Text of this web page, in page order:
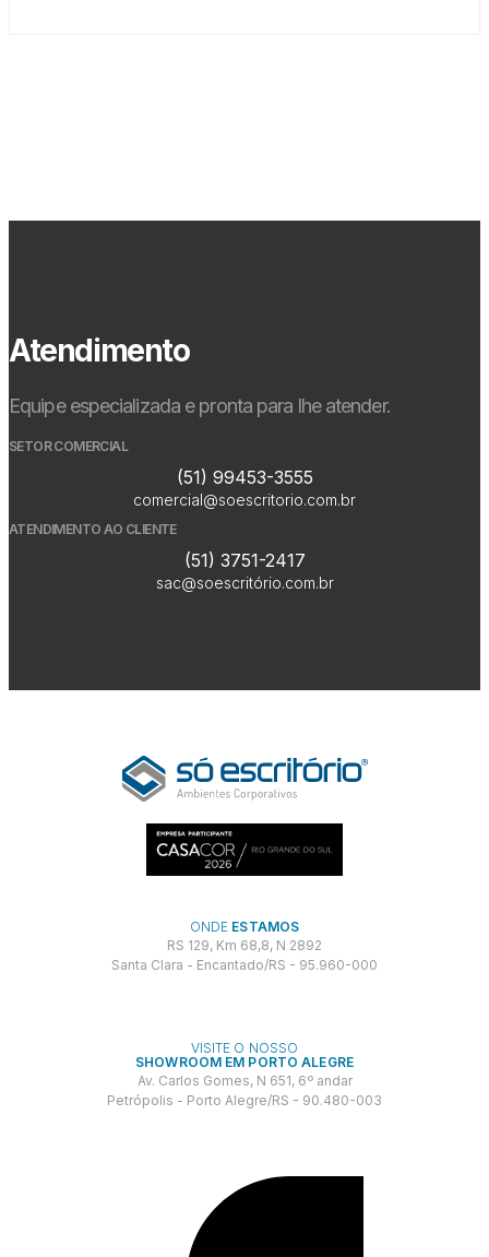
Atendimento
Equipe especializada e pronta para lhe atender.
SETOR COMERCIAL
(51) 99453-3555
comercial@soescritorio.com.br
ATENDIMENTO AO CLIENTE
(51) 3751-2417
sac@soescritório.com.br
ONDE ESTAMOS
RS 129, Km 68,8, N 2892
Santa Clara - Encantado/RS - 95.960-000
VISITE O NOSSO
SHOWROOM EM PORTO ALEGRE
Av. Carlos Gomes, N 651, 6º andar
Petrópolis - Porto Alegre/RS - 90.480-003